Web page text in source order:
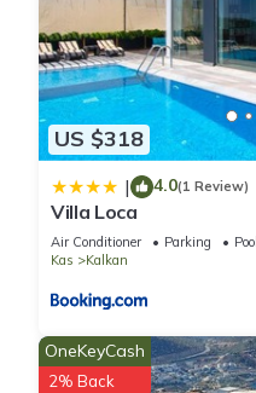
US $318
| 4.0(1 Review)
Villa Loca
Air Conditioner Parking
Pool
Kas
Kalkan
OneKeyCash
2% Back